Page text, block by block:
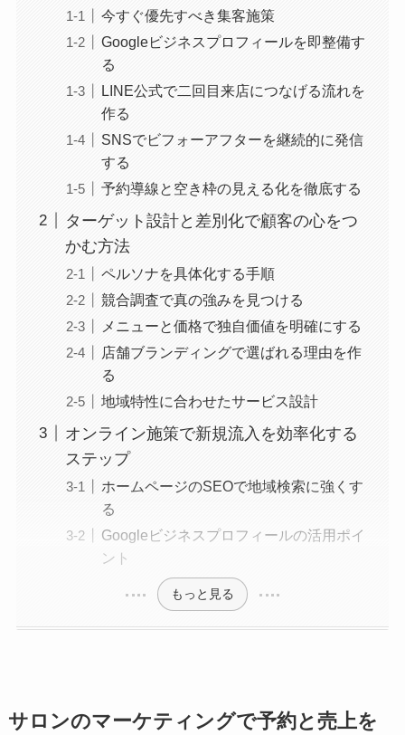
今すぐ優先すべき集客施策
Googleビジネスプロフィールを即整備す
る
LINE公式で二回目来店につなげる流れを
作る
SNSでビフォーアフターを継続的に発信
する
予約導線と空き枠の見える化を徹底する
ターゲット設計と差別化で顧客の心をつ
かむ方法
ペルソナを具体化する手順
競合調査で真の強みを見つける
メニューと価格で独自価値を明確にする
店舗ブランディングで選ばれる理由を作
る
地域特性に合わせたサービス設計
オンライン施策で新規流入を効率化する
ステップ
ホームページのSEOで地域検索に強くす
る
Googleビジネスプロフィールの活用ポイ
ント
もっと見る
サロンのマーケティングで予約と売上を